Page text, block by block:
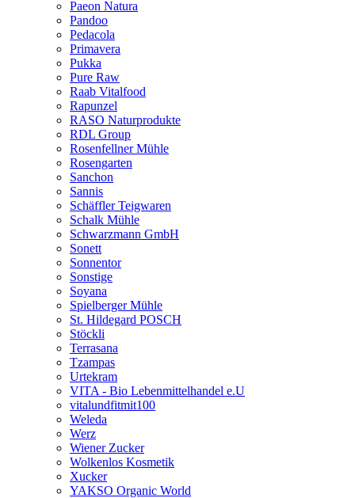
Paeon Natura
Pandoo
Pedacola
Primavera
Pukka
Pure Raw
Raab Vitalfood
Rapunzel
RASO Naturprodukte
RDL Group
Rosenfellner Mühle
Rosengarten
Sanchon
Sannis
Schäffler Teigwaren
Schalk Mühle
Schwarzmann GmbH
Sonett
Sonnentor
Sonstige
Soyana
Spielberger Mühle
St. Hildegard POSCH
Stöckli
Terrasana
Tzampas
Urtekram
VITA - Bio Lebenmittelhandel e.U
vitalundfitmit100
Weleda
Werz
Wiener Zucker
Wolkenlos Kosmetik
Xucker
YAKSO Organic World